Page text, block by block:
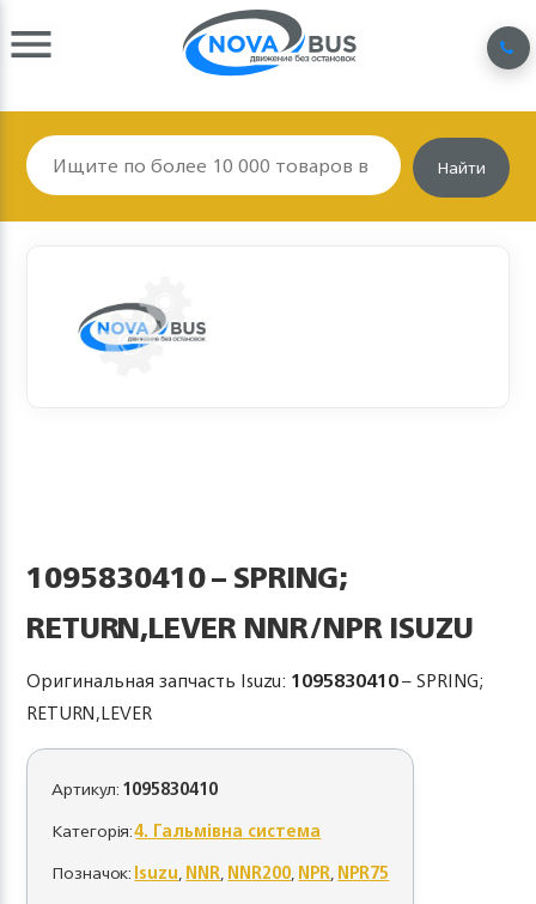
Найти
1095830410 – SPRING;
RETURN,LEVER NNR/NPR ISUZU
Оригинальная запчасть Isuzu: 1095830410– SPRING;
RETURN,LEVER
Артикул:1095830410
Категорія:4. Гальмівна система
Позначок:Isuzu,NNR,NNR200,NPR,NPR75